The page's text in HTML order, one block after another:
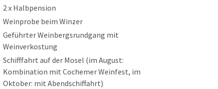
2 x Halbpension
Weinprobe beim Winzer
Geführter Weinbergsrundgang mit
Weinverkostung
Schifffahrt auf der Mosel (im August:
Kombination mit Cochemer Weinfest, im
Oktober: mit Abendschiffahrt)